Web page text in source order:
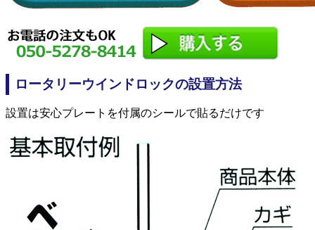
ロータリーウインドロックの設置方法
設置は安心プレートを付属のシールで貼るだけです